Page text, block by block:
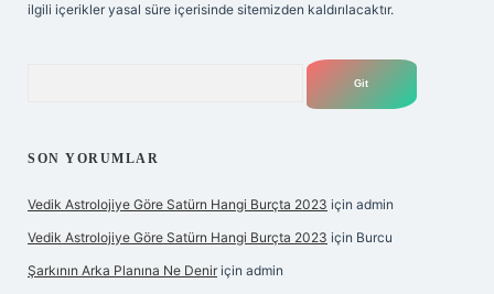
ilgili içerikler yasal süre içerisinde sitemizden kaldırılacaktır.
SON YORUMLAR
Vedik Astrolojiye Göre Satürn Hangi Burçta 2023 için admin
Vedik Astrolojiye Göre Satürn Hangi Burçta 2023 için Burcu
Şarkının Arka Planına Ne Denir için admin